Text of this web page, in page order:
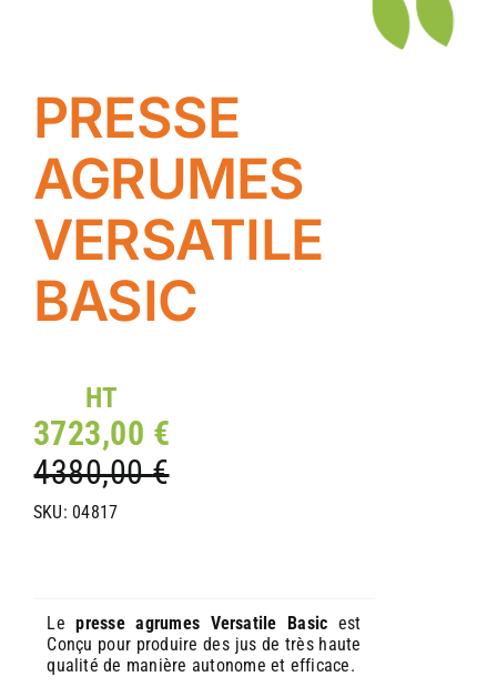
PRESSE
AGRUMES
VERSATILE
BASIC
4380,00€
3723,00 €
HT
SKU: 04817
Lepresse agrumes Versatile Basic est
Conçu pour produire des jus de très haute
qualité de manière autonome et efficace.